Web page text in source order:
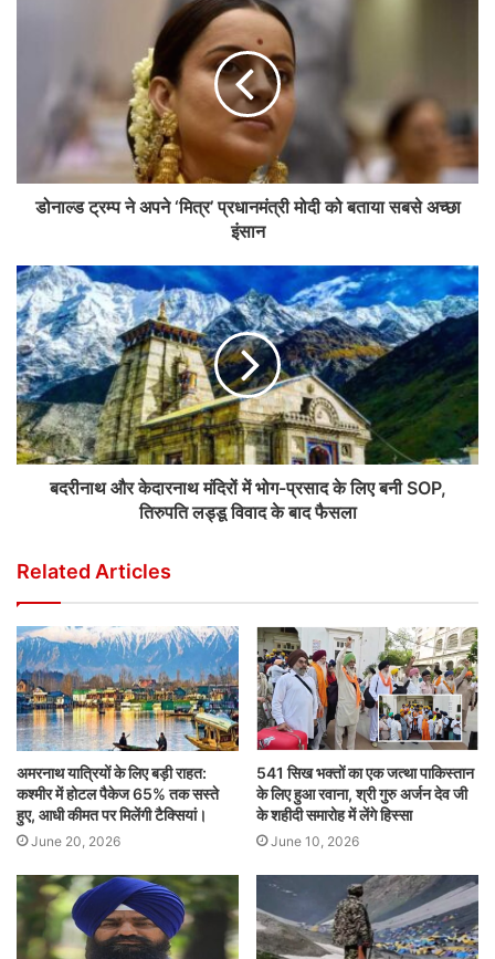
डोनाल्ड ट्रम्प ने अपने ‘मित्र’ प्रधानमंत्री मोदी को बताया सबसे अच्छा
इंसान
बदरीनाथ और केदारनाथ मंदिरों में भोग-प्रसाद के लिए बनी SOP,
तिरुपति लड्डू विवाद के बाद फैसला
Related Articles
अमरनाथ यात्रियों के लिए बड़ी राहत:
कश्मीर में होटल पैकेज 65% तक सस्ते
हुए, आधी कीमत पर मिलेंगी टैक्सियां।
June 20, 2026
541 सिख भक्तों का एक जत्था पाकिस्तान
के लिए हुआ रवाना, श्री गुरु अर्जन देव जी
के शहीदी समारोह में लेंगे हिस्सा
June 10, 2026